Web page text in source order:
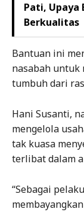
Pati, Upaya
Berkualitas
Bantuan ini
nasabah untuk
tumbuh dari
Hani Susanti,
mengelola
tak kuasa
terlibat dalam
“Sebagai